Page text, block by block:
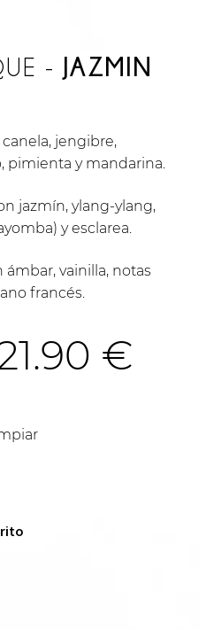
- JAZMIN
jengibre,
pimienta y mandarina.
jazmín, ylang-ylang,
y esclarea.
ámbar, vainilla, notas
francés.
€